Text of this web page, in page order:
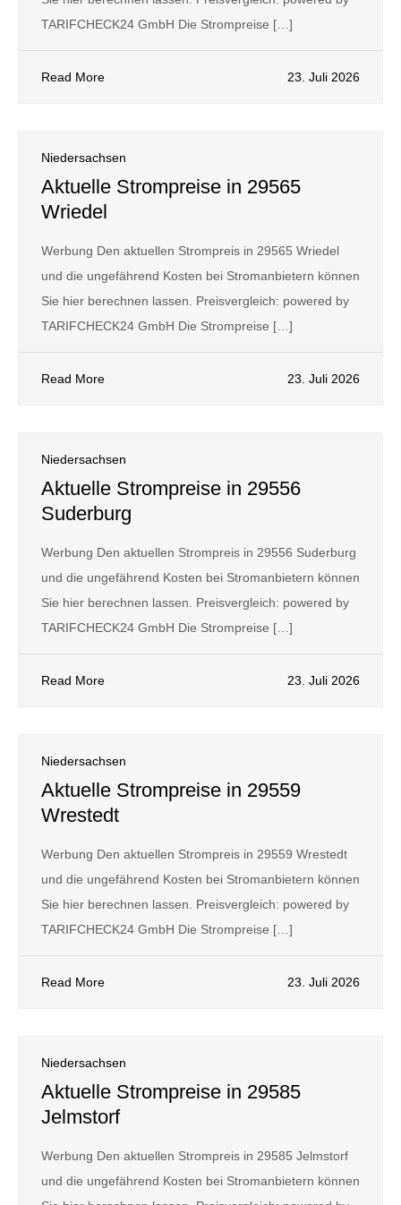
TARIFCHECK24 GmbH Die Strompreise […]
Read More 23. Juli 2026
Niedersachsen
Aktuelle Strompreise in 29565
Wriedel
Werbung Den aktuellen Strompreis in 29565 Wriedel
und die ungefährend Kosten bei Stromanbietern können
Sie hier berechnen lassen. Preisvergleich: powered by
TARIFCHECK24 GmbH Die Strompreise […]
Read More 23. Juli 2026
Niedersachsen
Aktuelle Strompreise in 29556
Suderburg
Werbung Den aktuellen Strompreis in 29556 Suderburg
und die ungefährend Kosten bei Stromanbietern können
Sie hier berechnen lassen. Preisvergleich: powered by
TARIFCHECK24 GmbH Die Strompreise […]
Read More 23. Juli 2026
Niedersachsen
Aktuelle Strompreise in 29559
Wrestedt
Werbung Den aktuellen Strompreis in 29559 Wrestedt
und die ungefährend Kosten bei Stromanbietern können
Sie hier berechnen lassen. Preisvergleich: powered by
TARIFCHECK24 GmbH Die Strompreise […]
Read More 23. Juli 2026
Niedersachsen
Aktuelle Strompreise in 29585
Jelmstorf
Werbung Den aktuellen Strompreis in 29585 Jelmstorf
und die ungefährend Kosten bei Stromanbietern können